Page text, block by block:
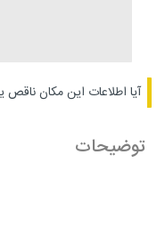
آیا اطلاعات این مکان ناقص
توضیحات